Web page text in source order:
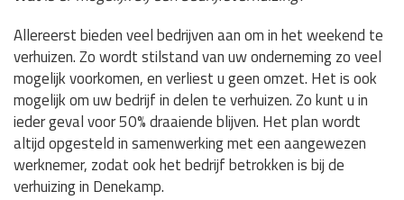
Allereerst bieden veel bedrijven aan om in het weekend te
verhuizen. Zo wordt stilstand van uw onderneming zo veel
mogelijk voorkomen, en verliest u geen omzet. Het is ook
mogelijk om uw bedrijf in delen te verhuizen. Zo kunt u in
ieder geval voor 50% draaiende blijven. Het plan wordt
altijd opgesteld in samenwerking met een aangewezen
werknemer, zodat ook het bedrijf betrokken is bij de
verhuizing in Denekamp.